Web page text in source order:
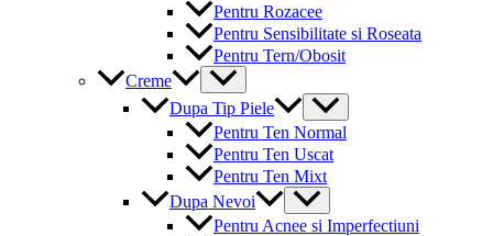
Pentru Rozacee
Pentru Sensibilitate si Roseata
Pentru Tern/Obosit
Creme
Menu
Toggle
Dupa Tip Piele
Menu
Toggle
Pentru Ten Normal
Pentru Ten Uscat
Pentru Ten Mixt
Dupa Nevoi
Menu
Toggle
Pentru Acnee si Imperfectiuni